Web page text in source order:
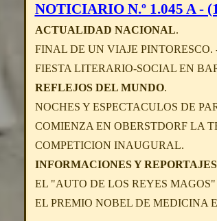
NOTICIARIO N.º 1.045 A -
ACTUALIDAD NACIONAL.
FINAL DE UN VIAJE
FIESTA LITERARIO-SOCIAL EN
REFLEJOS DEL MUNDO.
NOCHES Y ESPECTACULOS DE
COMIENZA EN OBERSTDORF LA
COMPETICION INAUGURAL.
INFORMACIONES Y REPORTAJES
EL "AUTO DE LOS REYES
EL PREMIO NOBEL DE MEDICINA